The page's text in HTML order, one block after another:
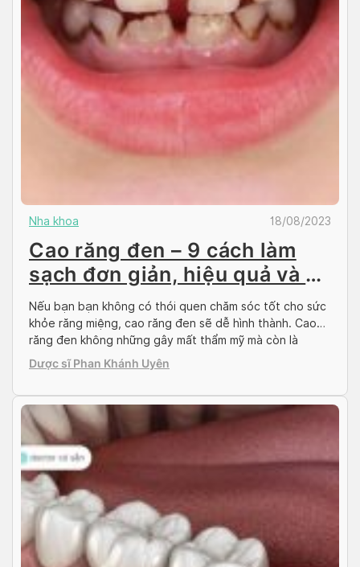
Nha khoa 18/08/2023
Cao răng đen – 9 cách làm
sạch đơn giản, hiệu quả và an
toàn
Nếu bạn bạn không có thói quen chăm sóc tốt cho sức
khỏe răng miệng, cao răng đen sẽ dễ hình thành. Cao
răng đen không những gây mất thẩm mỹ mà còn là
nguyên nhân gây ra nhiều bệnh về răng miệng khác.
Phát hiện và loại bỏ chúng kịp thời giúp bạn giữ […]
Dược sĩ Phan Khánh Uyên